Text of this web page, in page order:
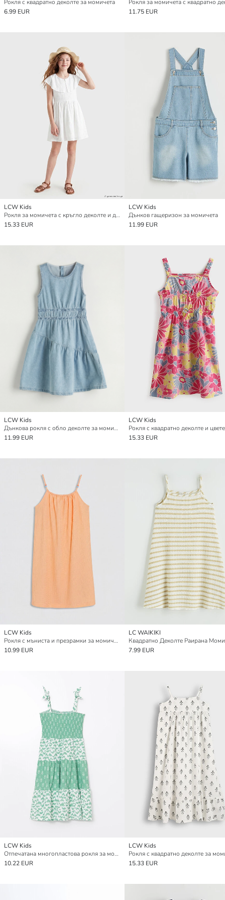
Рокля с квадратно деколте за момичета
6.99 EUR
11.75 EUR
LCW Kids
Рокля за момичета с кръгло деколте и детайли от бродерия
15.33 EUR
LCW Kids
Дънков гащеризон за момичета
11.99 EUR
LCW Kids
Дънкова рокля с обло деколте за момичета
11.99 EUR
LCW Kids
15.33 EUR
LCW Kids
Рокля с мъниста и презрамки за момичета
10.99 EUR
LC WAIKIKI
7.99 EUR
LCW Kids
Отпечатана многопластова рокля за момичета
10.22 EUR
LCW Kids
Рокля с квадратно деколте за
15.33 EUR